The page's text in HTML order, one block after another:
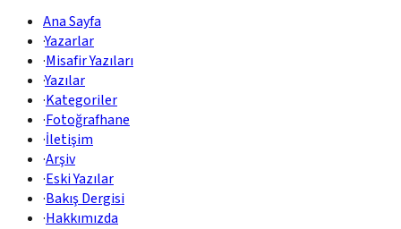
Ana Sayfa
·Yazarlar
·Misafir Yazıları
·Yazılar
·Kategoriler
·Fotoğrafhane
·İletişim
·Arşiv
·Eski Yazılar
·Bakış Dergisi
·Hakkımızda